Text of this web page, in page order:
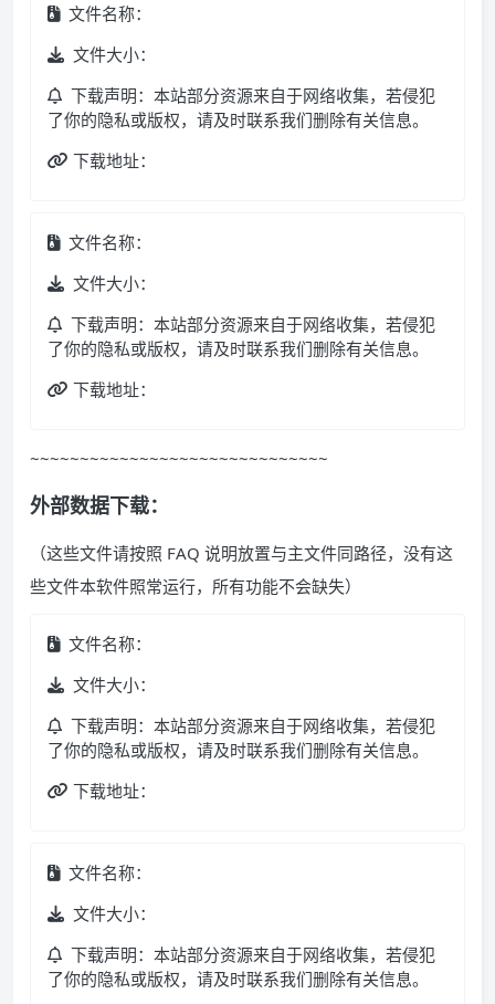
文件名称：
文件大小：
下载声明：本站部分资源来自于网络收集，若侵犯
了你的隐私或版权，请及时联系我们删除有关信息。
下载地址：
文件名称：
文件大小：
下载声明：本站部分资源来自于网络收集，若侵犯
了你的隐私或版权，请及时联系我们删除有关信息。
下载地址：
~~~~~~~~~~~~~~~~~~~~~~~~~~~~~~
外部数据下载：
（这些文件请按照 FAQ 说明放置与主文件同路径，没有这
些文件本软件照常运行，所有功能不会缺失）
文件名称：
文件大小：
下载声明：本站部分资源来自于网络收集，若侵犯
了你的隐私或版权，请及时联系我们删除有关信息。
下载地址：
文件名称：
文件大小：
下载声明：本站部分资源来自于网络收集，若侵犯
了你的隐私或版权，请及时联系我们删除有关信息。